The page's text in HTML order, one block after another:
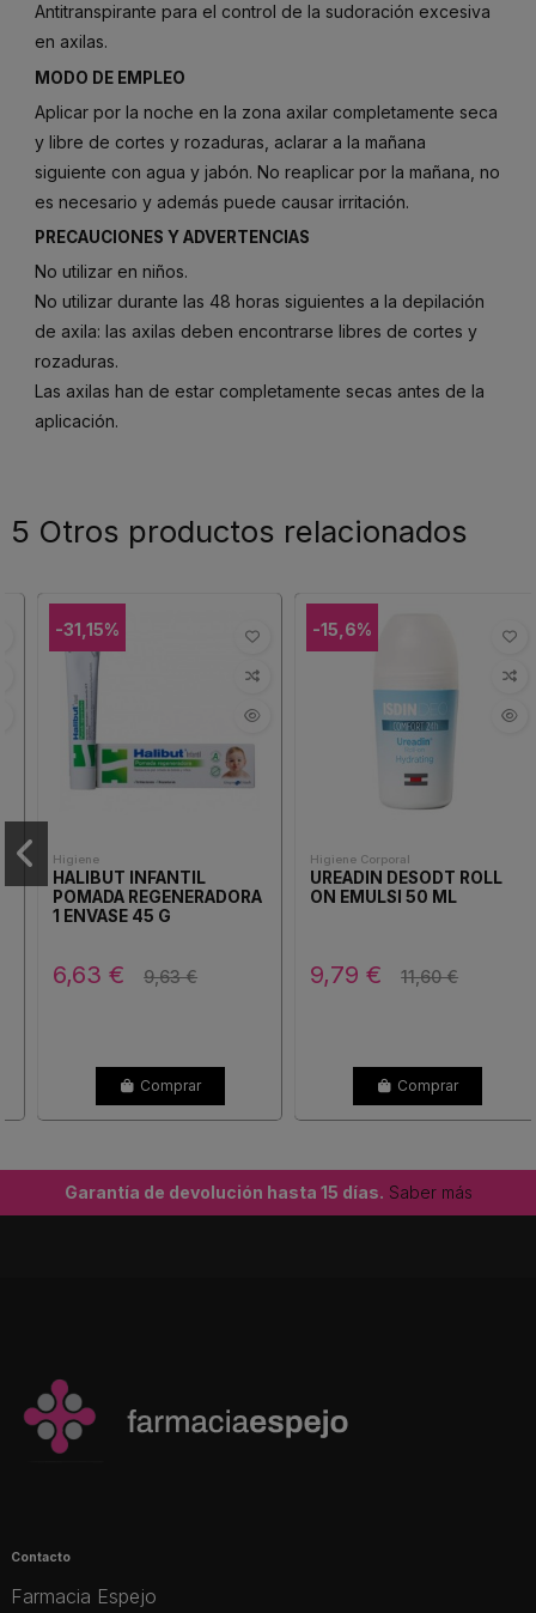
Antitranspirante para el control de la sudoración excesiva
en axilas.
MODO DE EMPLEO
Aplicar por la noche en la zona axilar completamente seca
y libre de cortes y rozaduras, aclarar a la mañana
siguiente con agua y jabón. No reaplicar por la mañana, no
es necesario y además puede causar irritación.
PRECAUCIONES Y ADVERTENCIAS
No utilizar en niños.
No utilizar durante las 48 horas siguientes a la depilación
de axila: las axilas deben encontrarse libres de cortes y
rozaduras.
Las axilas han de estar completamente secas antes de la
aplicación.
5 Otros productos relacionados
-31,15%
Higiene
HALIBUT INFANTIL
POMADA REGENERADORA
1 ENVASE 45 G
6,63 € 9,63 €
Comprar
-15,6%
Higiene Corporal
UREADIN DESODT ROLL
ON EMULSI 50 ML
9,79 € 11,60 €
Comprar
Garantía de devolución hasta 15 días. Saber más
Contacto
Farmacia Espejo